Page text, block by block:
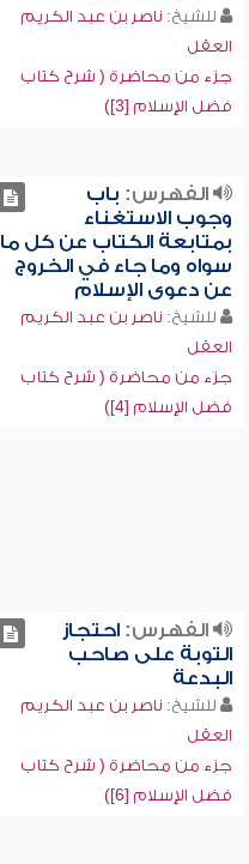
للشيخ: ناصر بن عبد الكريم
العقل
جزء من محاضرة ( شرح كتاب
فضل الإسلام [3])
الفهرس: باب
وجوب الاستغناء
بمتابعة الكتاب عن كل ما
سواه وما جاء في الخروج
عن دعوى الإسلام
للشيخ: ناصر بن عبد الكريم
العقل
جزء من محاضرة ( شرح كتاب
فضل الإسلام [4])
الفهرس:احتجاز
التوبة على صاحب
البدعة
للشيخ: ناصر بن عبد الكريم
العقل
جزء من محاضرة ( شرح كتاب
فضل الإسلام [6])